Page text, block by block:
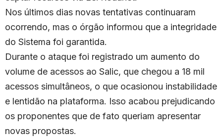
Nos últimos dias novas tentativas continuaram
ocorrendo, mas o órgão informou que a integridade
do Sistema foi garantida.
Durante o ataque foi registrado um aumento do
volume de acessos ao Salic, que chegou a 18 mil
acessos simultâneos, o que ocasionou instabilidade
e lentidão na plataforma. Isso acabou prejudicando
os proponentes que de fato queriam apresentar
novas propostas.